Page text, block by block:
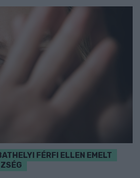
FÉRFI ELLEN EMELT